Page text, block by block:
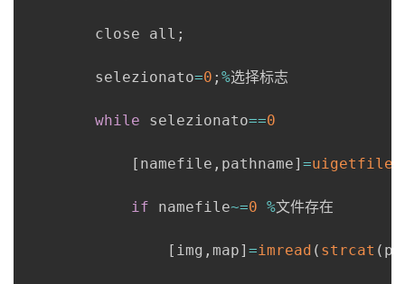
        close all
;
        selezionato
=0 ; %选择标志
while selezionato==0
[ namefile , pathname] =uigetfile
if namefile~=0 %文件存在
[ img , map] =imread ( strcat (